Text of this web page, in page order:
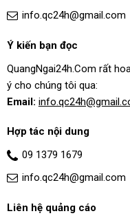
info.qc24h@gmail.com
Ý kiến bạn đọc
QuangNgai24h.Com rất
ý cho chúng tôi qua:
Email:
Hợp tác nội dung
09 1379 1679
info.qc24h@gmail.com
Liên hệ quảng cáo